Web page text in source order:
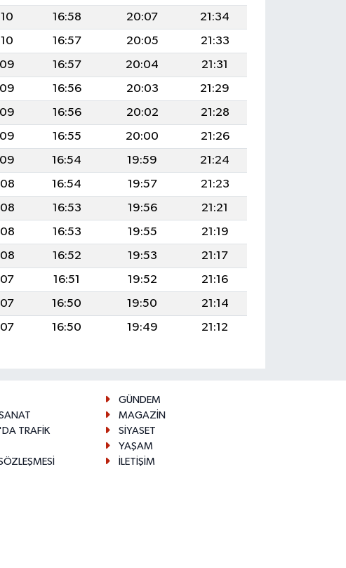
16:58 20:07
21:34
16:57 20:05
21:33
16:57 20:04
21:31
16:56 20:03
21:29
16:56 20:02
21:28
16:55 20:00
21:26
16:54 19:59
21:24
16:54 19:57
21:23
16:53 19:56
21:21
16:53 19:55
21:19
16:52 19:53
21:17
16:51 19:52
21:16
16:50 19:50
21:14
16:50 19:49 21:12
GÜNDEM
MAGAZİN
TRAFİK
SİYASET
YAŞAM
İLETİŞİM